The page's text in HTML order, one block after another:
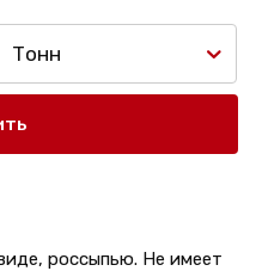
Тонн
россыпью. Не имеет